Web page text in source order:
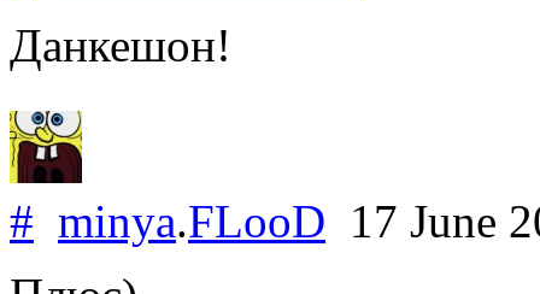
Данкешон!
# minya.FLooD 17 June